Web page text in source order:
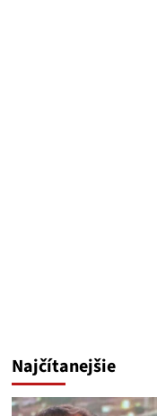
Najčítanejšie